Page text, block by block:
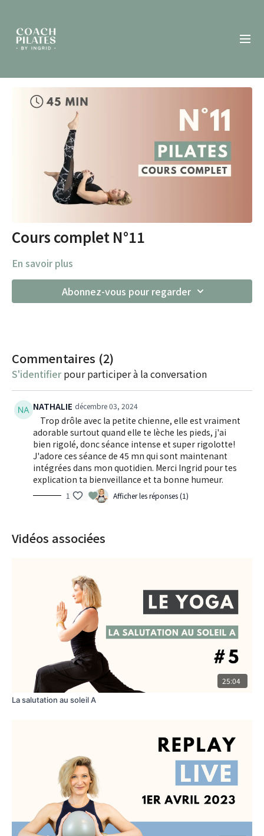
Cours complet N°11
En savoir plus
Abonnez-vous pour regarder
Commentaires (2)
S'identifier pour participer à la conversation
NATHALIE décembre 03, 2024
Trop drôle avec la petite chienne, elle est vraiment
adorable surtout quand elle te lèche les pieds, j'ai
bien rigolé, donc séance intense et super rigolotte!
J'adore ces séance de 45 mn qui sont maintenant
intégrées dans mon quotidien. Merci Ingrid pour tes
explication ta bienveillance et ta bonne humeur.
1 Afficher les réponses (1)
Vidéos associées
25:04
La salutation au soleil A